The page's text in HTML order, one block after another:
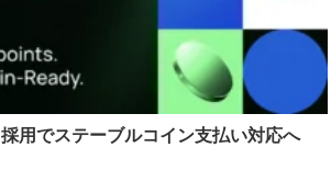
用でステーブルコイン支払い対応へ